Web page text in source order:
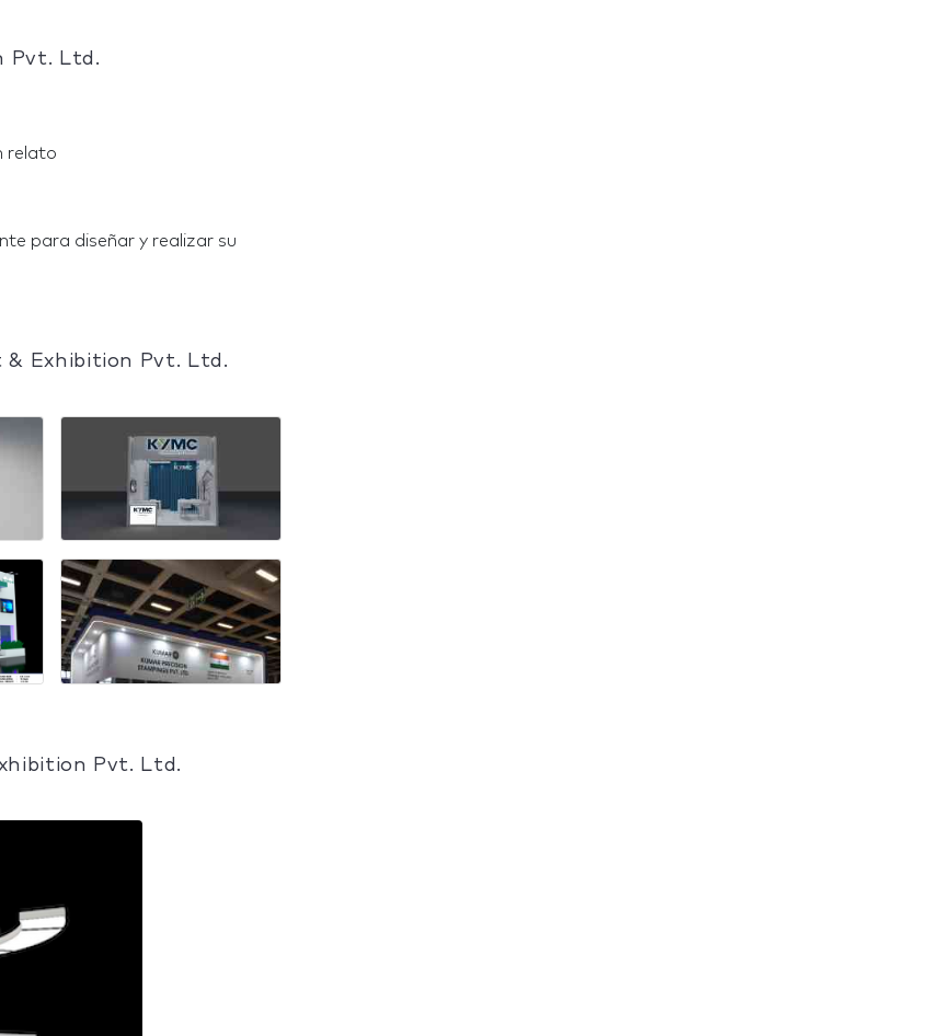
Pvt. Ltd.
relato
para diseñar y realizar su
& Exhibition Pvt. Ltd.
Pvt. Ltd.